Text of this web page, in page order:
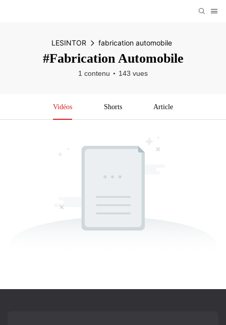
LESINTOR fabrication automobile
#fabrication Automobile
1 contenu 143 vues
Vidéos Shorts Article